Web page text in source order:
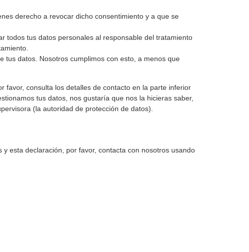
derecho a revocar dicho consentimiento y a que se
todos tus datos personales al responsable del tratamiento
tus datos. Nosotros cumplimos con esto, a menos que
favor, consulta los detalles de contacto en la parte inferior
tus datos, nos gustaría que nos la hicieras saber,
(la autoridad de protección de datos).
esta declaración, por favor, contacta con nosotros usando